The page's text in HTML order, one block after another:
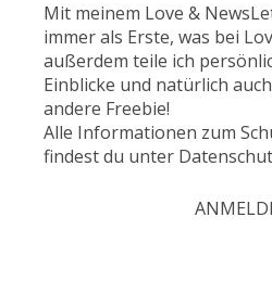
Mit meinem Love &
immer als Erste, was bei
außerdem teile ich
Einblicke und natürlich
andere Freebie!
Alle Informationen zum
findest du unter